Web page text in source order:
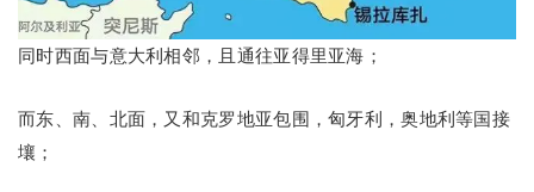
同时西面与意大利相邻，且通往亚得里亚海；
而东、南、北面，又和克罗地亚包围，匈牙利，奥地利等国接
壤；